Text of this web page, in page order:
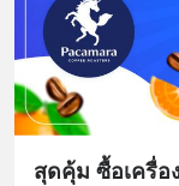
สุดคุ้ม ซื้อเครื่อ